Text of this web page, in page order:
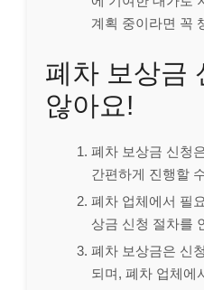
계획 중이라면 꼭
폐차 보상금
않아요!
폐차 보상금 신청
간편하게 진행할
폐차 업체에서 필
상금 신청 절차를
폐차 보상금은 신
되며, 폐차 업체에